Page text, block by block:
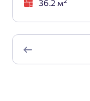
36.2 м